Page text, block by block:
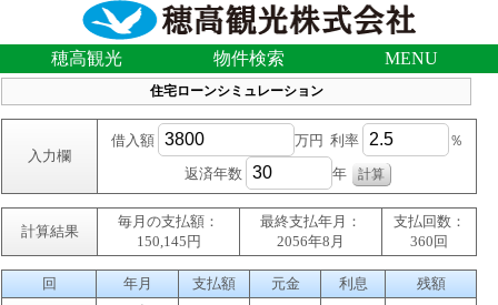
穂高観光 物件検索 MENU
住宅ローンシミュレーション
入力欄
借入額 万円 利率
％
返済年数
年
計算結果
毎月の支払額：
150,145円
最終支払年月：
2056年8月
支払回数：
360回
回 年月 支払額 元金 利息 残額